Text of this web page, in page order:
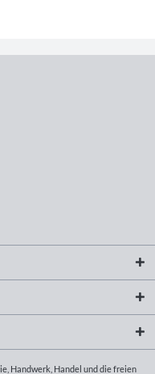
Handwerk, Handel und die freien